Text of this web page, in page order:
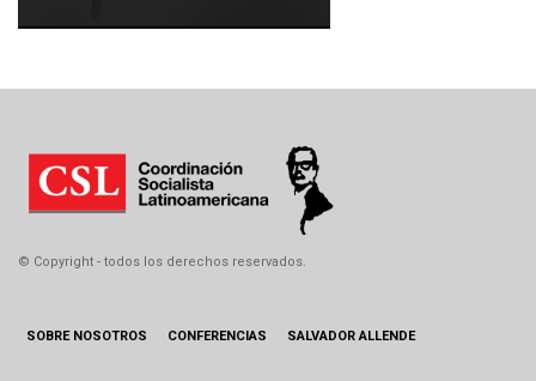
© Copyright - todos los derechos reservados.
SOBRE NOSOTROS CONFERENCIAS SALVADOR ALLENDE